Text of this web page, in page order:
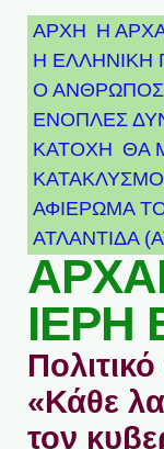
ΑΡΧΗ Η
Η ΕΛΛΗΝΙΚΗ
Ο ΑΝΘΡΩΠΟΣ
ΕΝΟΠΛΕΣ
ΚΑΤΟΧΗ ΘΑ
ΑΦΙΈΡΩΜΑ
ΑΤΛΑΝΤΊΔΑ
ΙΕΡΗ
«Κάθε
τον